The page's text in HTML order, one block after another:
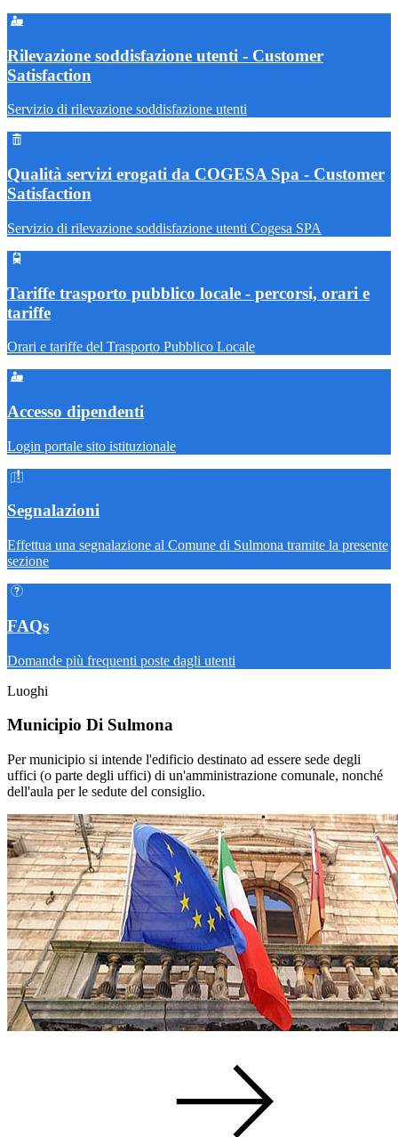
Rilevazione soddisfazione utenti - Customer
Satisfaction
Servizio di rilevazione soddisfazione utenti
Qualità servizi erogati da COGESA Spa - Customer
Satisfaction
Servizio di rilevazione soddisfazione utenti Cogesa SPA
Tariffe trasporto pubblico locale - percorsi, orari e
tariffe
Orari e tariffe del Trasporto Pubblico Locale
Accesso dipendenti
Login portale sito istituzionale
Segnalazioni
Effettua una segnalazione al Comune di Sulmona tramite la presente
sezione
FAQs
Domande più frequenti poste dagli utenti
Luoghi
Municipio Di Sulmona
Per municipio si intende l'edificio destinato ad essere sede degli
uffici (o parte degli uffici) di un'amministrazione comunale, nonché
dell'aula per le sedute del consiglio.